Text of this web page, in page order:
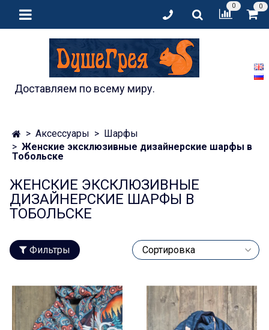
0 0
Доставляем по всему миру.
Аксессуары
Шарфы
Женские эксклюзивные дизайнерские шарфы в
Тобольске
ЖЕНСКИЕ ЭКСКЛЮЗИВНЫЕ
ДИЗАЙНЕРСКИЕ ШАРФЫ В
ТОБОЛЬСКЕ
Фильтры